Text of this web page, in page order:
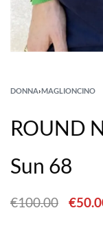
DONNA›MAGLIONCINO
ROUND
Sun 68
€100.00 €